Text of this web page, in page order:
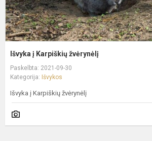
Išvyka į Karpiškių žvėrynėlį
Paskelbta: 2021-09-30
Kategorija: Išvykos
Išvyka į Karpiškių žvėrynėlį